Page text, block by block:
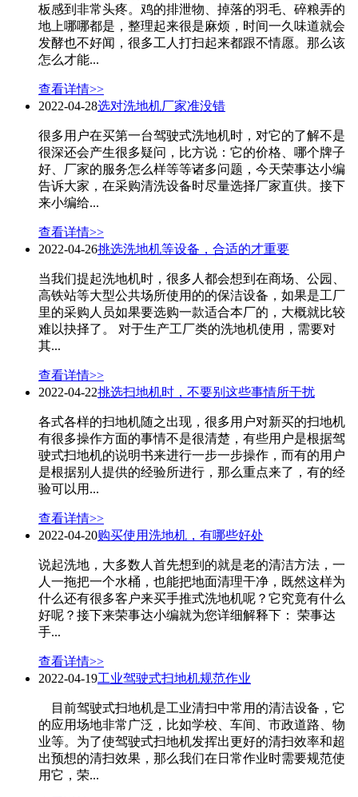
板感到非常头疼。鸡的排泄物、掉落的羽毛、碎粮弄的
地上哪哪都是，整理起来很是麻烦，时间一久味道就会
发酵也不好闻，很多工人打扫起来都跟不情愿。那么该
怎么才能...
查看详情>>
2022-04-28选对洗地机厂家准没错
很多用户在买第一台驾驶式洗地机时，对它的了解不是
很深还会产生很多疑问，比方说：它的价格、哪个牌子
好、厂家的服务怎么样等等诸多问题，今天荣事达小编
告诉大家，在采购清洗设备时尽量选择厂家直供。接下
来小编给...
查看详情>>
2022-04-26挑选洗地机等设备，合适的才重要
当我们提起洗地机时，很多人都会想到在商场、公园、
高铁站等大型公共场所使用的的保洁设备，如果是工厂
里的采购人员如果要选购一款适合本厂的，大概就比较
难以抉择了。 对于生产工厂类的洗地机使用，需要对
其...
查看详情>>
2022-04-22挑选扫地机时，不要别这些事情所干扰
各式各样的扫地机随之出现，很多用户对新买的扫地机
有很多操作方面的事情不是很清楚，有些用户是根据驾
驶式扫地机的说明书来进行一步一步操作，而有的用户
是根据别人提供的经验所进行，那么重点来了，有的经
验可以用...
查看详情>>
2022-04-20购买使用洗地机，有哪些好处
说起洗地，大多数人首先想到的就是老的清洁方法，一
人一拖把一个水桶，也能把地面清理干净，既然这样为
什么还有很多客户来买手推式洗地机呢？它究竟有什么
好呢？接下来荣事达小编就为您详细解释下： 荣事达
手...
查看详情>>
2022-04-19工业驾驶式扫地机规范作业
目前驾驶式扫地机是工业清扫中常用的清洁设备，它
的应用场地非常广泛，比如学校、车间、市政道路、物
业等。为了使驾驶式扫地机发挥出更好的清扫效率和超
出预想的清扫效果，那么我们在日常作业时需要规范使
用它，荣...